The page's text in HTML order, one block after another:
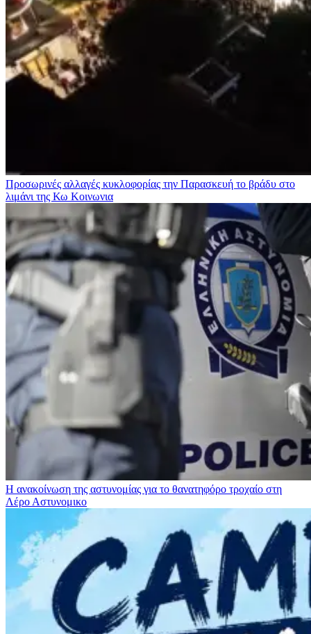
Προσωρινές αλλαγές κυκλοφορίας την Παρασκευή το βράδυ στο
λιμάνι της Κω Κοινωνια
Η ανακοίνωση της αστυνομίας για το θανατηφόρο τροχαίο στη
Λέρο Αστυνομικο